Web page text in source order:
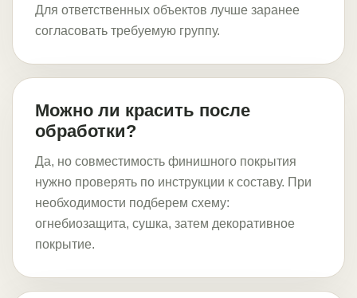
Для ответственных объектов лучше заранее
согласовать требуемую группу.
Можно ли красить после
обработки?
Да, но совместимость финишного покрытия
нужно проверять по инструкции к составу. При
необходимости подберем схему:
огнебиозащита, сушка, затем декоративное
покрытие.